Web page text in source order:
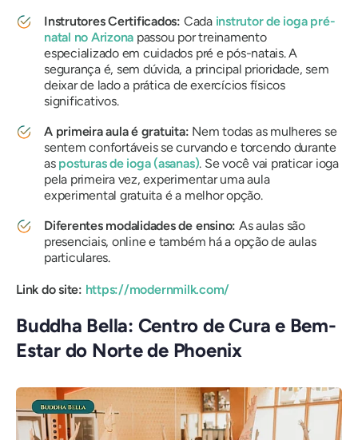
Instrutores Certificados: Cada instrutor de ioga pré-
natal no Arizona passou por treinamento
especializado em cuidados pré e pós-natais. A
segurança é, sem dúvida, a principal prioridade, sem
deixar de lado a prática de exercícios físicos
significativos.
A primeira aula é gratuita: Nem todas as mulheres se
sentem confortáveis ​​se curvando e torcendo durante
as posturas de ioga (asanas). Se você vai praticar ioga
pela primeira vez, experimentar uma aula
experimental gratuita é a melhor opção.
Diferentes modalidades de ensino: As aulas são
presenciais, online e também há a opção de aulas
particulares.
Link do site: https://modernmilk.com/
Buddha Bella: Centro de Cura e Bem-
Estar do Norte de Phoenix